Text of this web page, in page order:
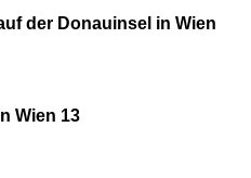
der Donauinsel in Wien
Wien 13